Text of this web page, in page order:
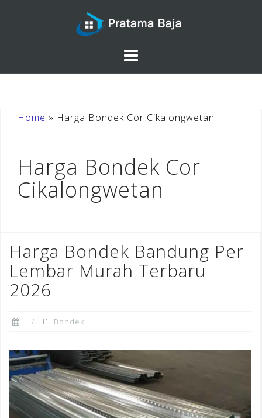
Home » Harga Bondek Cor Cikalongwetan
Harga Bondek Cor
Cikalongwetan
Harga Bondek Bandung Per
Lembar Murah Terbaru
2026
Bondek